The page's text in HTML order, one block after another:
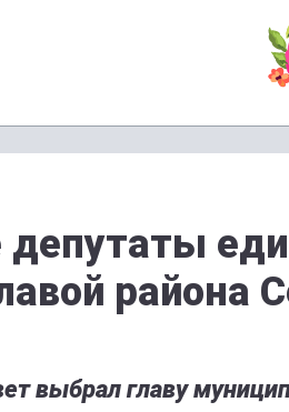
района
выбрал главу